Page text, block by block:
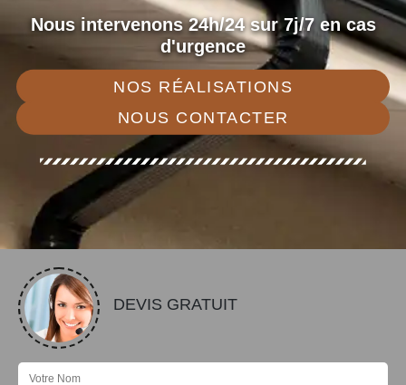
Nous intervenons 24h/24 sur 7j/7 en cas
d'urgence
NOS RÉALISATIONS
NOUS CONTACTER
DEVIS GRATUIT